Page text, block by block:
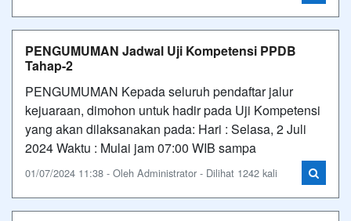
PENGUMUMAN Jadwal Uji Kompetensi PPDB
Tahap-2
PENGUMUMAN Kepada seluruh pendaftar jalur
kejuaraan, dimohon untuk hadir pada Uji Kompetensi
yang akan dilaksanakan pada: Hari : Selasa, 2 Juli
2024 Waktu : Mulai jam 07:00 WIB sampa
01/07/2024 11:38 - Oleh Administrator - Dilihat 1242 kali